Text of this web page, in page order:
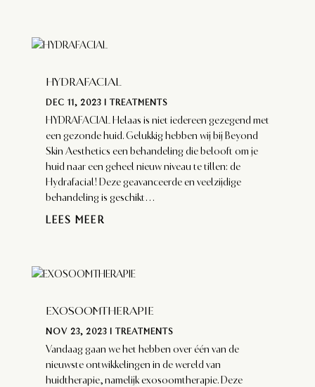
HYDRAFACIAL
DEC 11, 2023| TREATMENTS
HYDRAFACIAL Helaas is niet iedereen gezegend met
een gezonde huid. Gelukkig hebben wij bij Beyond
Skin Aesthetics een behandeling die belooft om je
huid naar een geheel nieuw niveau te tillen: de
Hydrafacial! Deze geavanceerde en veelzijdige
behandeling is geschikt...
LEES MEER
EXOSOOMTHERAPIE
NOV 23, 2023| TREATMENTS
Vandaag gaan we het hebben over één van de
nieuwste ontwikkelingen in de wereld van
huidtherapie, namelijk exosoomtherapie. Deze